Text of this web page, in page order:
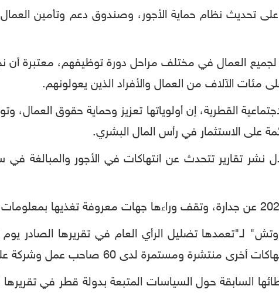
على تحديث نظام حماية الأجور، وصندوق دعم وتأمين
لجميع العمال في مختلف مراحل دورة توظيفهم، معتبرة أن
مئات الآلاف من العمال والأفراد الذين يعولونهم.
القطرية، إن أولوياتها تعزيز وحماية حقوق العمال،
على الاستثمار في رأس المال البشري.
تقارير تتحدث عن انتهاكات في الأجور والمبالغة في
لدى 60 صاحب عمل وشركة على الأقل في قطر".
السابقة حول السياسات المتبعة بدولة قطر في تقريرها